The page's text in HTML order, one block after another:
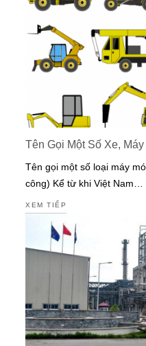
Tên Gọi Một Số Xe,
Tên gọi một số loại máy
công) Kể từ khi Việt Nam…
XEM TIẾP